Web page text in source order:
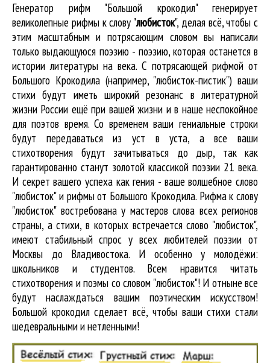
Генератор рифм "Большой крокодил" генерирует
великолепные рифмы к слову "любисток", делая всё, чтобы с
этим масштабным и потрясающим словом вы написали
только выдающуюся поэзию - поэзию, которая останется в
истории литературы на века. С потрясающей рифмой от
Большого Крокодила (например, "любисток-пистик") ваши
стихи будут иметь широкий резонанс в литературной
жизни России ещё при вашей жизни и в наше неспокойное
для поэтов время. Со временем ваши гениальные строки
будут передаваться из уст в уста, а все ваши
стихотворения будут зачитываться до дыр, так как
гарантированно станут золотой классикой поэзии 21 века.
И секрет вашего успеха как гения - ваше волшебное слово
"любисток" и рифмы от Большого Крокодила. Рифма к слову
"любисток" востребована у мастеров слова всех регионов
страны, а стихи, в которых встречаетсяслово "любисток",
имеют стабильный спрос у всех любителей поэзии от
Москвы до Владивостока. И особенно у молодёжи:
школьников и студентов. Всем нравится читать
стихотворения и поэмы со словом "любисток"! И отныне все
будут наслаждаться вашим поэтическим искусством!
Большой крокодил cделает всё, чтобы ваши стихи стали
шедевральными и нетленными!